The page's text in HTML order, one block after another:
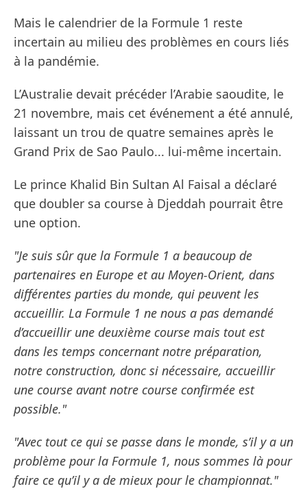
Mais le calendrier de la Formule 1 reste
incertain au milieu des problèmes en cours liés
à la pandémie.
L’Australie devait précéder l’Arabie saoudite, le
21 novembre, mais cet événement a été annulé,
laissant un trou de quatre semaines après le
Grand Prix de Sao Paulo... lui-même incertain.
Le prince Khalid Bin Sultan Al Faisal a déclaré
que doubler sa course à Djeddah pourrait être
une option.
"Je suis sûr que la Formule 1 a beaucoup de
partenaires en Europe et au Moyen-Orient, dans
différentes parties du monde, qui peuvent les
accueillir. La Formule 1 ne nous a pas demandé
d’accueillir une deuxième course mais tout est
dans les temps concernant notre préparation,
notre construction, donc si nécessaire, accueillir
une course avant notre course confirmée est
possible."
"Avec tout ce qui se passe dans le monde, s’il y a un
problème pour la Formule 1, nous sommes là pour
faire ce qu’il y a de mieux pour le championnat."